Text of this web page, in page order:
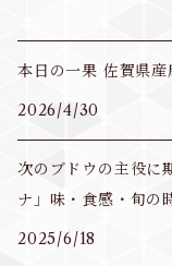
本日の一果 佐賀県産
2026/4/30
次のブドウの主役に
ナ」味・食感・旬の
2025/6/18